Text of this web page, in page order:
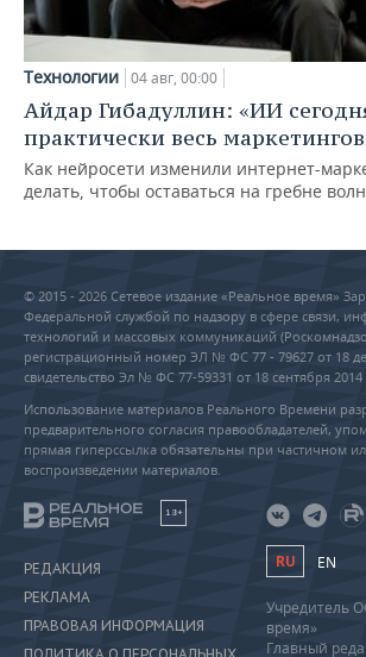
Технологии 04 авг, 00:00
Айдар Гибадуллин: «ИИ
практически весь
Как нейросети изменили интернет-
делать, чтобы оставаться на гребне
© 2015 - 2026 Сетевое издание «Реальное время»
Федеральной службой по надзору в сфере связи,
технологий и массовых коммуникаций
регистрационный номер ЭЛ № ФС 77 - 79627 от 18
свидетельство Эл № ФС 77-59331 от 18 сентября 2014
Использование материалов Реального Времени
предварительного согласия правообладателей,
прямая гиперссылка обязательны при частичном
воспроизведении материалов.
18+
РЕДАКЦИЯ
РЕКЛАМА
ПРАВОВАЯ ИНФОРМАЦИЯ
RU EN
Учредитель
время»
Главный